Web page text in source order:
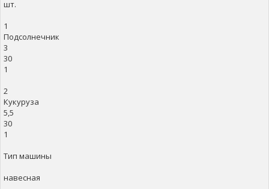
шт.
1
Подсолнечник
3
30
1
2
Кукуруза
5,5
30
1
Тип машины
навесная